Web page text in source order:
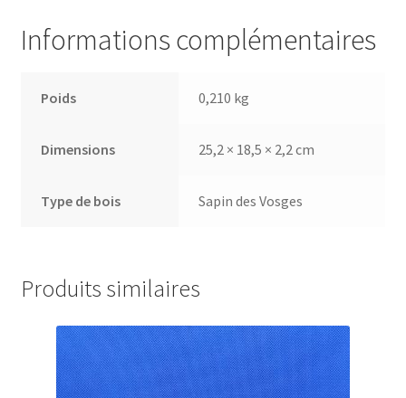
Informations complémentaires
Poids 0,210 kg
Dimensions 25,2 × 18,5 × 2,2 cm
Type de bois Sapin des Vosges
Produits similaires